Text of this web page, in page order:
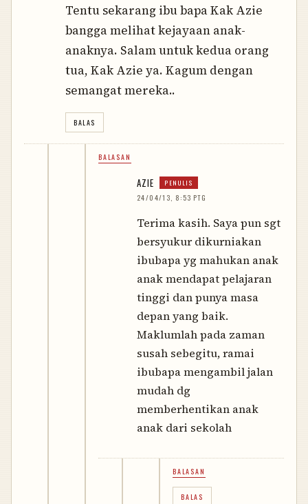
Tentu sekarang ibu bapa Kak Azie
bangga melihat kejayaan anak-
anaknya. Salam untuk kedua orang
tua, Kak Azie ya. Kagum dengan
semangat mereka..
BALAS
BALASAN
AZIE
24/04/13, 8:53 PTG
Terima kasih. Saya pun sgt
bersyukur dikurniakan
ibubapa yg mahukan anak
anak mendapat pelajaran
tinggi dan punya masa
depan yang baik.
Maklumlah pada zaman
susah sebegitu, ramai
ibubapa mengambil jalan
mudah dg
memberhentikan anak
anak dari sekolah
BALASAN
BALAS